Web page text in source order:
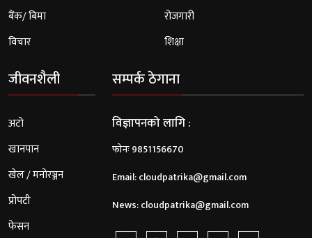
बैंक/ बिमा
विचार
रोजगारी
शिक्षा
जीवनशैली
अटो
खानपान
खेल / मनोरञ्जन
प्रोपटी
फेसन
सम्पर्क ठेगाना
विज्ञापनको लागि :
फोनः 9851156670
Email:cloudpatrika@gmail.com
News:cloudpatrika@gmail.com